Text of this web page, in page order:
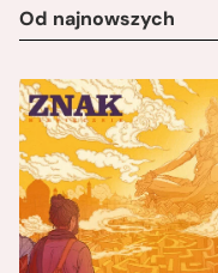
Od najnowszych